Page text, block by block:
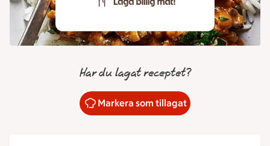
Har du lagat receptet?
Markera som tillagat